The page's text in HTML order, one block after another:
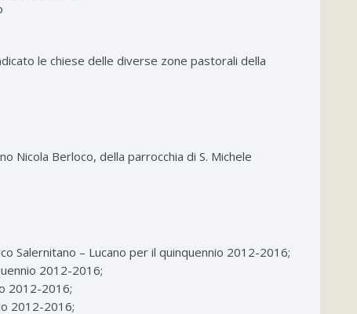
le chiese delle diverse zone pastorali della
Nicola Berloco, della parrocchia di S. Michele
Salernitano – Lucano per il quinquennio 2012-2016;
2012-2016;
2012-2016;
2012-2016;